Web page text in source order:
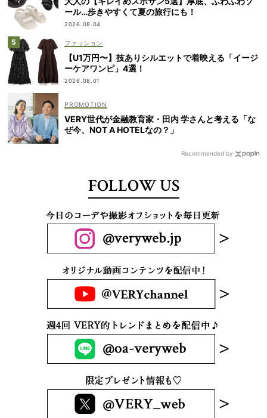
ール…歩きやすくて夏の旅行にも！
2026.08.04
ファッション
【U1万円〜】技ありシルエットで着映える「イージ
ーケアワンピ」4選！
2026.08.01
VERY世代が金融教育家・田内 学さんと考える「な
ぜ今、NOT A HOTELなの？」
Recommended by
FOLLOW US